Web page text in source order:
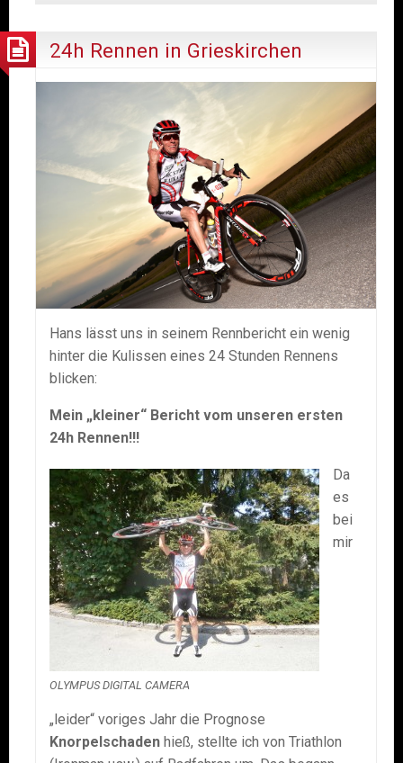
24h Rennen in Grieskirchen
Hans lässt uns in seinem Rennbericht ein wenig
hinter die Kulissen eines 24 Stunden Rennens
blicken:
Mein „kleiner“ Bericht vom unseren ersten
24h Rennen!!!
OLYMPUS DIGITAL CAMERA
Da
es
bei
mir
„leider“ voriges Jahr die Prognose
Knorpelschaden hieß, stellte ich von Triathlon